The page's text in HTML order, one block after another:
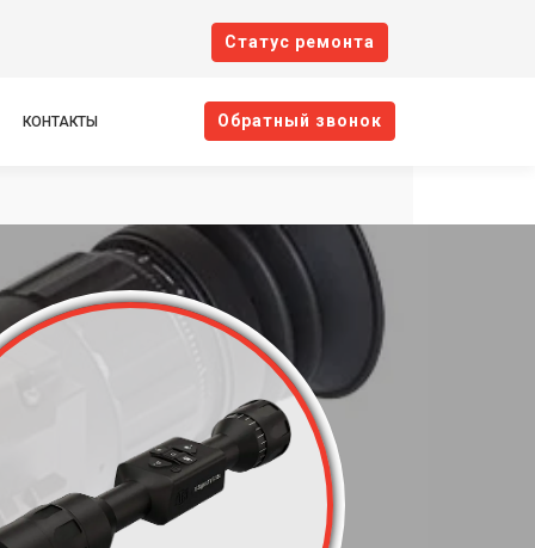
Cтатус ремонта
КОНТАКТЫ Oбратный звонок